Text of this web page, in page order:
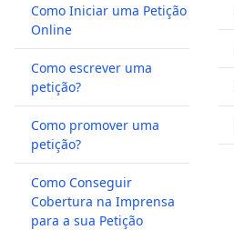
Como Iniciar uma Petição
Online
Como escrever uma
petição?
Como promover uma
petição?
Como Conseguir
Cobertura na Imprensa
para a sua Petição